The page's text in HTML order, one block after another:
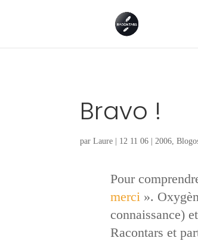
Bravo !
parLaure | 12 11 06 | 2006 ,
Pour
merci ».
connaissance)
Racontars et